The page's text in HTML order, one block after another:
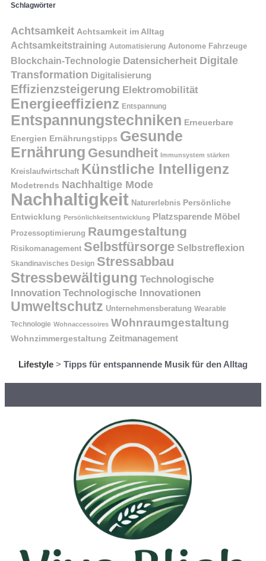
Schlagwörter
Achtsamkeit Achtsamkeit im Alltag
Achtsamkeitstraining Automatisierung Autonome Fahrzeuge
Blockchain-Technologie Datensicherheit Digitale
Transformation Digitalisierung
Effizienzsteigerung Elektromobilität
Energieeffizienz Entspannung
Entspannungstechniken Erneuerbare
Energien Ernährungstipps Gesunde
Ernährung Gesundheit Immunsystem stärken
Kreislaufwirtschaft Künstliche Intelligenz
Modetrends Nachhaltige Mode
Nachhaltigkeit Naturerlebnis Persönliche
Entwicklung Persönlichkeitsentwicklung Platzsparende Möbel
Prozessoptimierung Raumgestaltung
Risikomanagement Selbstfürsorge Selbstreflexion
Skandinavisches Design Stressabbau
Stressbewältigung Technologische
Innovation Technologische Innovationen
Umweltschutz Unternehmensberatung Wearable
Technologie Wohnaccessoires Wohnraumgestaltung
Wohnzimmergestaltung Zeitmanagement
Lifestyle > Tipps für entspannende Musik für den Alltag